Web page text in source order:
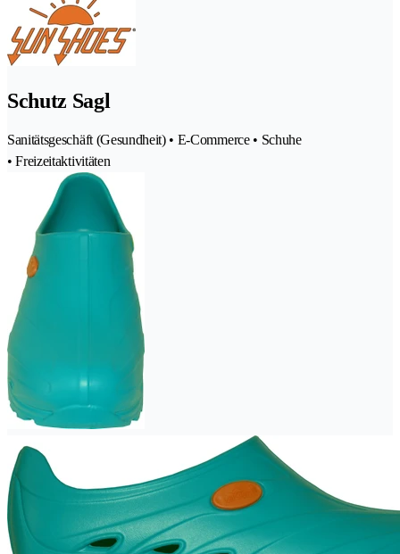
Schutz Sagl
Sanitätsgeschäft (Gesundheit) • E-Commerce • Schuhe
• Freizeitaktivitäten